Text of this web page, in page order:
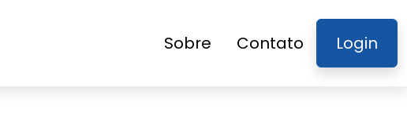
Sobre Contato Login